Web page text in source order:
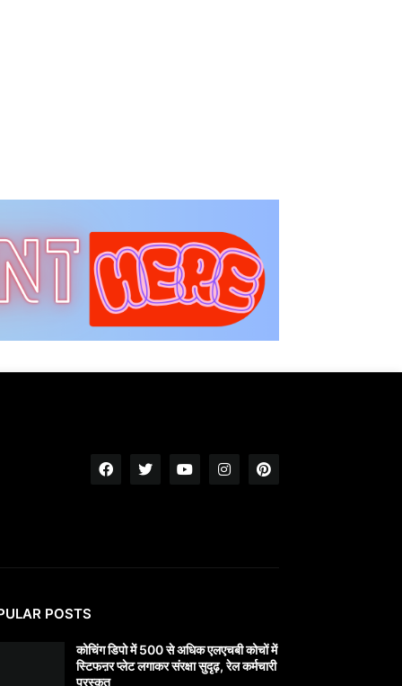
POSTS
कोचिंग डिपो में 500 से अधिक एलएचबी कोचों में
स्टिफऩर प्लेट लगाकर संरक्षा सुदृढ़, रेल कर्मचारी
पुरस्कृत